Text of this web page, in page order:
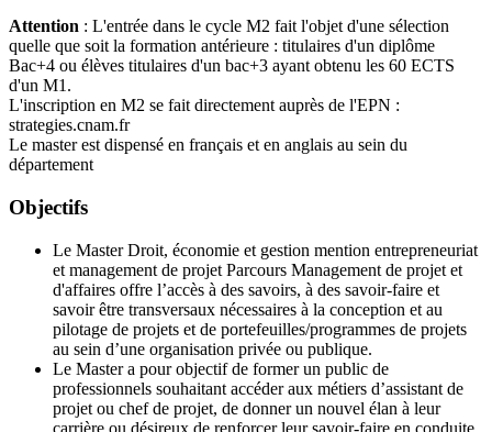
Attention : L'entrée dans le cycle M2 fait l'objet d'une sélection
quelle que soit la formation antérieure : titulaires d'un diplôme
Bac+4 ou élèves titulaires d'un bac+3 ayant obtenu les 60 ECTS
d'un M1.
L'inscription en M2 se fait directement auprès de l'EPN :
strategies.cnam.fr
Le master est dispensé en français et en anglais au sein du
département
Objectifs
Le Master Droit, économie et gestion mention entrepreneuriat
et management de projet Parcours Management de projet et
d'affaires offre l’accès à des savoirs, à des savoir-faire et
savoir être transversaux nécessaires à la conception et au
pilotage de projets et de portefeuilles/programmes de projets
au sein d’une organisation privée ou publique.
Le Master a pour objectif de former un public de
professionnels souhaitant accéder aux métiers d’assistant de
projet ou chef de projet, de donner un nouvel élan à leur
carrière ou désireux de renforcer leur savoir-faire en conduite